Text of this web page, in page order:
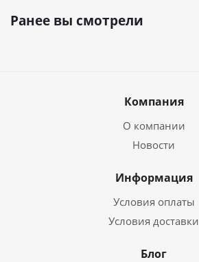
Ранее вы смотрели
Компания
О компании
Новости
Информация
Условия оплаты
Условия доставки
Блог